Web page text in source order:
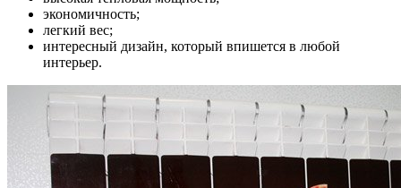
экономичность;
легкий вес;
интересный дизайн, который впишется в любой
интерьер.